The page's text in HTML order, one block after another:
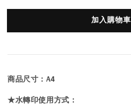
加入購物車
商品尺寸：A4
★水轉印使用方式：